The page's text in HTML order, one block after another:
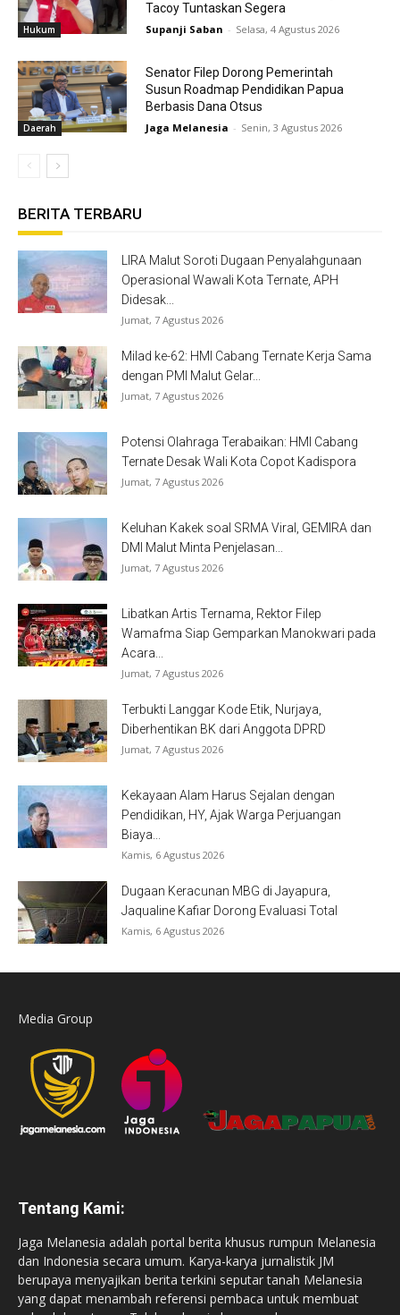
Hukum
Tacoy Tuntaskan Segera
Supanji Saban - Selasa, 4 Agustus 2026
Daerah
Senator Filep Dorong Pemerintah
Susun Roadmap Pendidikan Papua
Berbasis Dana Otsus
Jaga Melanesia - Senin, 3 Agustus 2026
BERITA TERBARU
LIRA Malut Soroti Dugaan Penyalahgunaan
Operasional Wawali Kota Ternate, APH
Didesak...
Jumat, 7 Agustus 2026
Milad ke-62: HMI Cabang Ternate Kerja Sama
dengan PMI Malut Gelar...
Jumat, 7 Agustus 2026
Potensi Olahraga Terabaikan: HMI Cabang
Ternate Desak Wali Kota Copot Kadispora
Jumat, 7 Agustus 2026
Keluhan Kakek soal SRMA Viral, GEMIRA dan
DMI Malut Minta Penjelasan...
Jumat, 7 Agustus 2026
Libatkan Artis Ternama, Rektor Filep
Wamafma Siap Gemparkan Manokwari pada
Acara...
Jumat, 7 Agustus 2026
Terbukti Langgar Kode Etik, Nurjaya,
Diberhentikan BK dari Anggota DPRD
Jumat, 7 Agustus 2026
Kekayaan Alam Harus Sejalan dengan
Pendidikan, HY, Ajak Warga Perjuangan
Biaya...
Kamis, 6 Agustus 2026
Dugaan Keracunan MBG di Jayapura,
Jaqualine Kafiar Dorong Evaluasi Total
Kamis, 6 Agustus 2026
Media Group
Tentang Kami:
Jaga Melanesia adalah portal berita khusus rumpun Melanesia
dan Indonesia secara umum. Karya-karya jurnalistik JM
berupaya menyajikan berita terkini seputar tanah Melanesia
yang dapat menambah referensi pembaca untuk membuat